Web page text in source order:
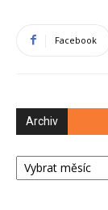
Facebook
Archiv
Archiv